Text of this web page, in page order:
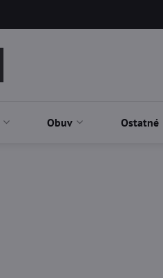
Obuv Ostatné